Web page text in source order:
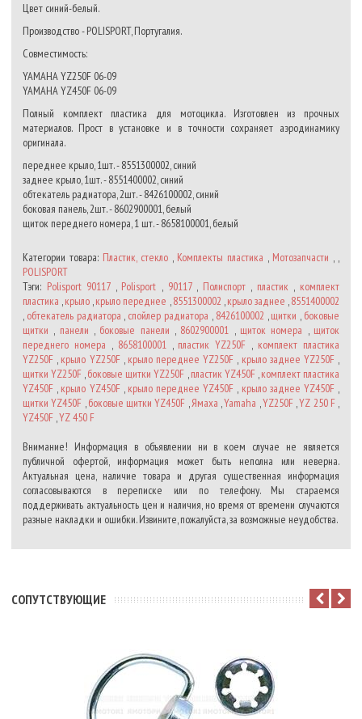
Цвет синий-белый.
Производство - POLISPORT, Португалия.
Совместимость:
YAMAHA YZ250F 06-09
YAMAHA YZ450F 06-09
Полный комплект пластика для мотоцикла. Изготовлен из прочных
материалов. Прост в установке и в точности сохраняет аэродинамику
оригинала.
переднее крыло, 1шт. - 8551300002, синий
заднее крыло, 1шт. - 8551400002, синий
обтекатель радиатора, 2шт. - 8426100002, синий
боковая панель, 2шт. - 8602900001, белый
щиток переднего номера, 1 шт. - 8658100001, белый
Категории товара: Пластик, стекло , Комплекты пластика , Мотозапчасти , ,
POLISPORT
Тэги: Polisport 90117, Polisport , 90117, Полиспорт, пластик , комплект
пластика ,крыло ,крыло переднее ,8551300002 ,крыло заднее ,8551400002
, обтекатель радиатора , спойлер радиатора , 8426100002 ,щитки , боковые
щитки , панели , боковые панели , 8602900001 , щиток номера , щиток
переднего номера , 8658100001, пластик YZ250F , комплект пластика
YZ250F , крыло YZ250F, крыло переднее YZ250F , крыло заднее YZ250F,
щитки YZ250F ,боковые щитки YZ250F ,пластик YZ450F,комплект пластика
YZ450F , крыло YZ450F, крыло переднее YZ450F , крыло заднее YZ450F,
щитки YZ450F ,боковые щитки YZ450F ,Ямаха ,Yamaha ,YZ250F,YZ 250 F,
YZ450F ,YZ 450 F
Внимание! Информация в объявлении ни в коем случае не является
публичной офертой, информация может быть неполна или неверна.
Актуальная цена, наличие товара и другая существенная информация
согласовываются в переписке или по телефону. Мы стараемся
поддерживать актуальность цен и наличия, но время от времени случаются
разные накладки и ошибки. Извините, пожалуйста, за возможные неудобства.
CОПУТСТВУЮЩИЕ